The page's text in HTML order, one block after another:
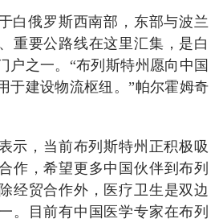
俄罗斯西南部，东部与波兰
重要公路线在这里汇集，是白
户之一。“布列斯特州愿向中国
于建设物流枢纽。”帕尔霍姆奇
，当前布列斯特州正积极吸
作，希望更多中国伙伴到布列
经贸合作外，医疗卫生是双边
。目前有中国医学专家在布列